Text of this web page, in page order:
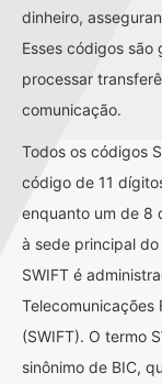
dinheiro,
Esses códigos
processar
comunicação.
Todos os códigos
código de 11
enquanto um de 8
à sede principal
SWIFT é
Telecomunicações
(SWIFT). O termo
sinônimo de BIC,